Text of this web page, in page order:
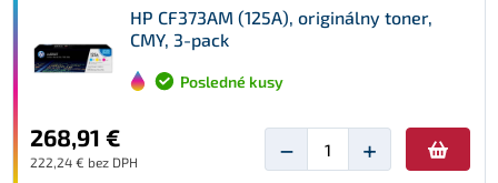
HP CF373AM (125A), originálny toner,
CMY, 3-pack
Posledné kusy
268,91 €
222,24 € bez DPH − +